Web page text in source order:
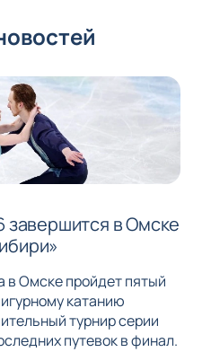
завершится в Омске
в Омске пройдет пятый
катанию
турнир серии
путевок в финал.